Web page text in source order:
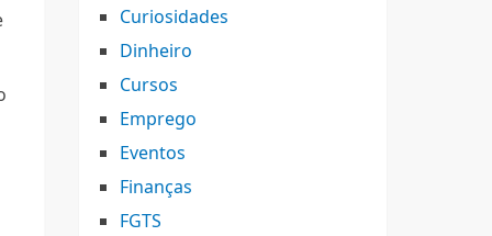
Curiosidades
Dinheiro
Cursos
Emprego
Eventos
Finanças
FGTS